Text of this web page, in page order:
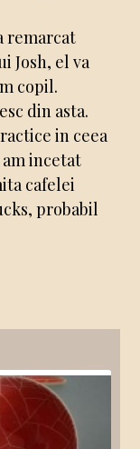
remarcat
Josh, el va
copil.
din asta.
in ceea
incetat
cafelei
probabil